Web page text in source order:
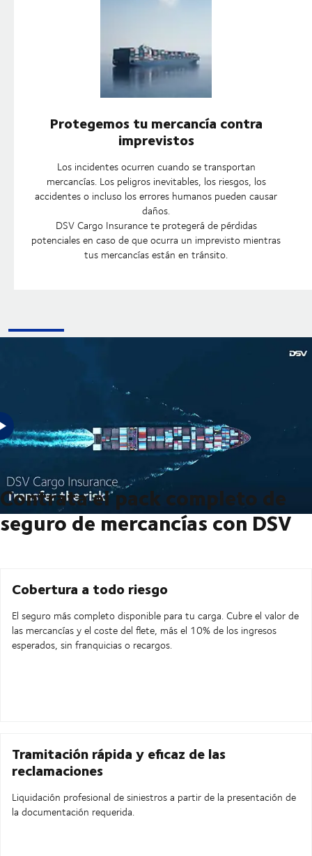
Protegemos tu mercancía contra
imprevistos
Los incidentes ocurren cuando se transportan
mercancías. Los peligros inevitables, los riesgos, los
accidentes o incluso los errores humanos pueden causar
daños.
DSV Cargo Insurance te protegerá de pérdidas
potenciales en caso de que ocurra un imprevisto mientras
tus mercancías están en tránsito.
¿Estás buscando transferir el riesgo en tu próximo envío? Entonces,
DSV Cargo Insurance puede ayudarte.
Contrata el pack completo de
seguro de mercancías con DSV
Cobertura a todo riesgo
El seguro más completo disponible para tu carga. Cubre el valor de
las mercancías y el coste del flete, más el 10% de los ingresos
esperados, sin franquicias o recargos.
Tramitación rápida y eficaz de las
reclamaciones
Liquidación profesional de siniestros a partir de la presentación de
la documentación requerida.